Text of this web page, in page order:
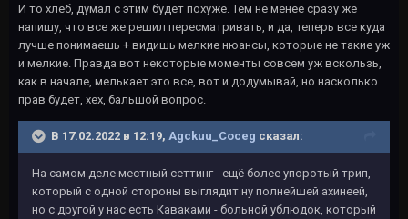
И то хлеб, думал с этим будет похуже. Тем не менее сразу же
напишу, что все же решил пересматривать, и да, теперь все куда
лучше понимаешь + видишь мелкие нюансы, которые не такие уж
и мелкие. Правда вот некоторые моменты совсем уж вскользь,
как в начале, мелькает это все, вот и додумывай, но насколько
прав будет, хех, бальшой вопрос.
В 17.02.2022 в 12:19, Agckuu_Coceg сказал:
На самом деле местный сеттинг - ещё более упоротый трип,
который с одной стороны выглядит ну полнейшей ахинеей,
но с другой у нас есть Каваками - больной ублюдок, который